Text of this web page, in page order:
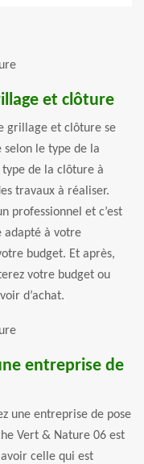
et clôture
grillage et clôture se
le type de la
de la clôture à
travaux à réaliser.
professionnel et c’est
adapté à votre
budget. Et après,
votre budget ou
d’achat.
entreprise de
une entreprise de pose
Vert & Nature 06 est
celle qui est